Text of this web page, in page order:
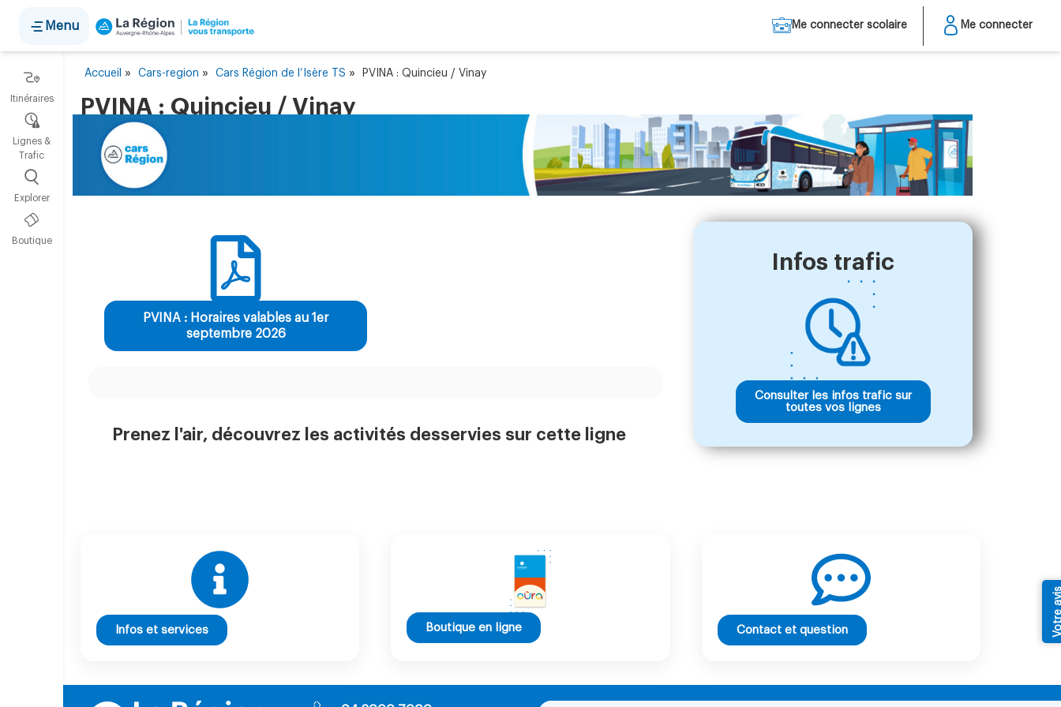
Accueil » Cars-region » Cars Région de l’Isère TS » PVINA : Quincieu / Vinay
PVINA : Quincieu / Vinay
PVINA : Horaires valables au 1er
septembre 2026
Prenez l'air, découvrez les activités desservies sur cette ligne
Infos trafic
Consulter les infos trafic sur
toutes vos lignes
Infos et services Boutique en ligne Contact et question
Menu Me connecter scolaire Me connecter
Itinéraires
Lignes &
Trafic
Explorer
Boutique